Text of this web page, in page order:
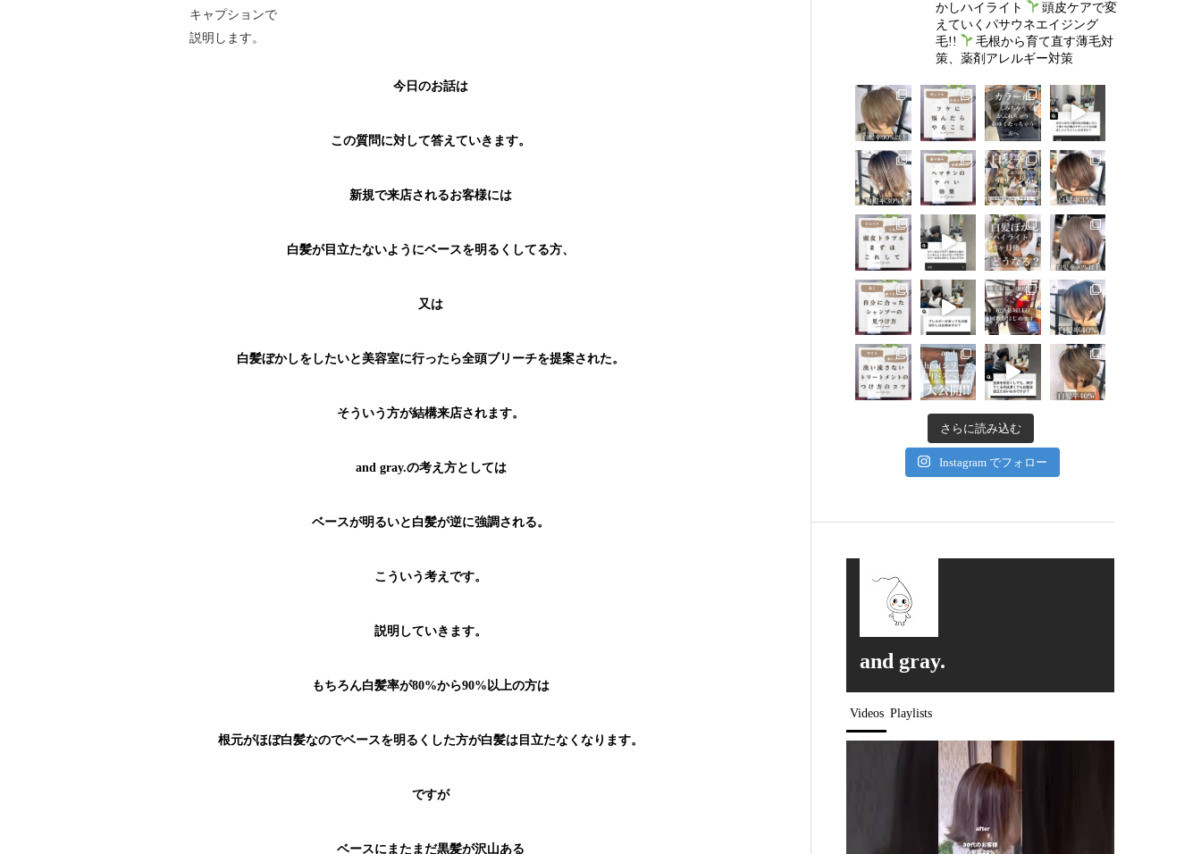
キャプションで
説明します。
今日のお話は
この質問に対して答えていきます。
新規で来店されるお客様には
白髪が目立たないようにベースを明るくしてる方、
又は
白髪ぼかしをしたいと美容室に行ったら全頭ブリーチを提案された。
そういう方が結構来店されます。
and gray.の考え方としては
ベースが明るいと白髪が逆に強調される。
こういう考えです。
説明していきます。
もちろん白髪率が80%から90%以上の方は
根元がほぼ白髪なのでベースを明るくした方が白髪は目立たなくなります。
ですが
ベースにまたまだ黒髪が沢山ある
かしハイライト
頭皮ケアで変
えていくパサウネエイジング
毛!!
毛根から育て直す薄毛対
策、薬剤アレルギー対策
さらに読み込む
Instagram でフォロー
and gray.
Videos Playlists